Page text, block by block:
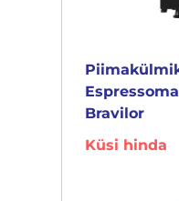
Bravilor
Küsi hinda